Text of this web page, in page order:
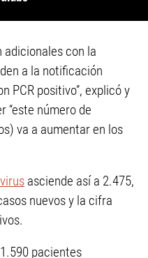
adicionales con la
a la notificación
PCR positivo”, explicó y
“este número de
va a aumentar en los
asciende así a 2.475,
nuevos y la cifra
pacientes